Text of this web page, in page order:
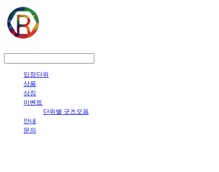
입점단위
상품
상징
이벤트
단위별 굿즈모음
안내
문의